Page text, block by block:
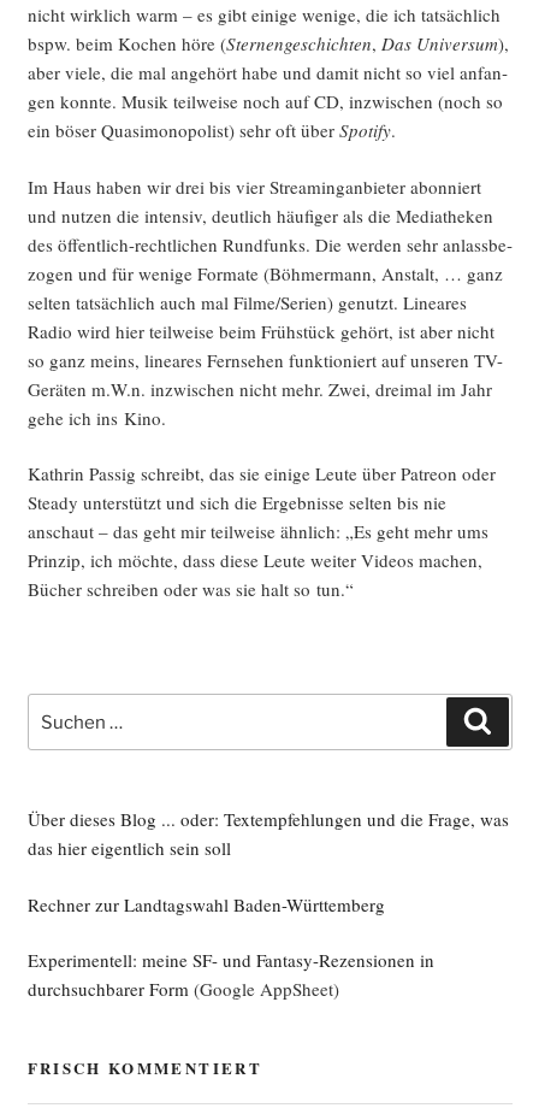
nicht wirk­lich warm – es gibt eini­ge weni­ge, die ich tat­säch­lich
bspw. beim Kochen höre (Ster­nen­ge­schich­ten, Das Uni­ver­sum),
aber vie­le, die mal ange­hört habe und damit nicht so viel anfan­
gen konn­te. Musik teil­wei­se noch auf CD, inzwi­schen (noch so
ein böser Qua­si­mo­no­po­list) sehr oft über Spo­ti­fy.
Im Haus haben wir drei bis vier Strea­ming­an­bie­ter abon­niert
und nut­zen die inten­siv, deut­lich häu­fi­ger als die Media­the­ken
des öffent­lich-recht­li­chen Rund­funks. Die wer­den sehr anlass­be­
zo­gen und für weni­ge For­ma­te (Böh­mer­mann, Anstalt, … ganz
sel­ten tat­säch­lich auch mal Filme/Serien) genutzt. Linea­res
Radio wird hier teil­wei­se beim Früh­stück gehört, ist aber nicht
so ganz meins, linea­res Fern­se­hen funk­tio­niert auf unse­ren TV-
Gerä­ten m.W.n. inzwi­schen nicht mehr. Zwei, drei­mal im Jahr
gehe ich ins Kino.
Kath­rin Pas­sig schreibt, das sie eini­ge Leu­te über Patre­on oder
Ste­ady unter­stützt und sich die Ergeb­nis­se sel­ten bis nie
anschaut – das geht mir teil­wei­se ähn­lich: „Es geht mehr ums
Prin­zip, ich möch­te, dass die­se Leu­te wei­ter Vide­os machen,
Bücher schrei­ben oder was sie halt so tun.“
nach:
Über dieses Blog ... oder: Textempfehlungen und die Frage, was
das hier eigentlich sein soll
Rechner zur Landtagswahl Baden-Württemberg
Experimentell: meine SF- und Fantasy-Rezensionen in
durchsuchbarer Form(Google AppSheet)
FRISCH KOMMENTIERT